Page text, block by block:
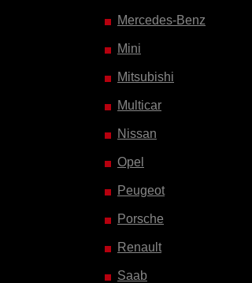
Mercedes-Benz
Mini
Mitsubishi
Multicar
Nissan
Opel
Peugeot
Porsche
Renault
Saab